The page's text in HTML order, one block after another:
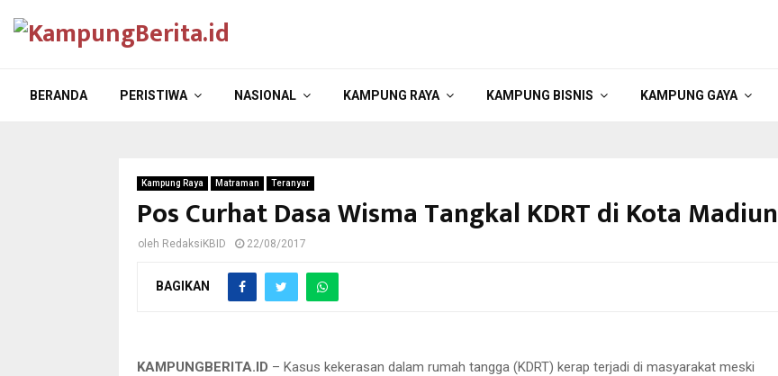
BERANDA PERISTIWA NASIONAL KAMPUNG RAYA KAMPUNG BISNIS KAMPUNG GAYA
Kampung Raya Matraman Teranyar
Pos Curhat Dasa Wisma Tangkal KDRT di Kota Madiun
oleh RedaksiKBID 22/08/2017
BAGIKAN
KAMPUNGBERITA.ID – Kasus kekerasan dalam rumah tangga (KDRT) kerap terjadi di masyarakat meski